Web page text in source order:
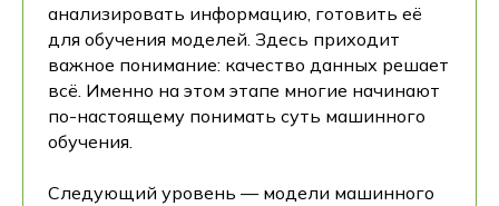
анализировать информацию, готовить её
для обучения моделей. Здесь приходит
важное понимание: качество данных решает
всё. Именно на этом этапе многие начинают
по-настоящему понимать суть машинного
обучения.
Следующий уровень — модели машинного